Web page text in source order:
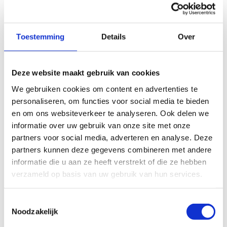
Toestemming Details Over
Deze website maakt gebruik van cookies
We gebruiken cookies om content en advertenties te
personaliseren, om functies voor social media te bieden
en om ons websiteverkeer te analyseren. Ook delen we
informatie over uw gebruik van onze site met onze
partners voor social media, adverteren en analyse. Deze
partners kunnen deze gegevens combineren met andere
informatie die u aan ze heeft verstrekt of die ze hebben
verzameld op basis van uw gebruik van hun services.
Noodzakelijk
verband steeg van 48,2% in 2020 naar 60,6% in 2023.
“Dat minder mensen in Vlaanderen wandelen en recreatief
fietsen in vergelijking met 2020 is niet verrassend,
introkken met onze fiets of wandelschoenen”, zegt
Philippe Paquay, administrateur-generaal van Sport
Vlaanderen. “Het is wel fijn vast te stellen dat meer
mensen aangeven minstens één keer per week te sporten
of te bewegen en dat sporters na de coronaperiode de
weg naar de georganiseerde sport hebben teruggevonden.
Dat zagen we in de evolutie van de ledencijfers van de
Vlaamse sportfederaties en het wordt nu bevestigd in een
ruimere bevraging van de Vlaamse bevolking.”
Welke sporten doen we?